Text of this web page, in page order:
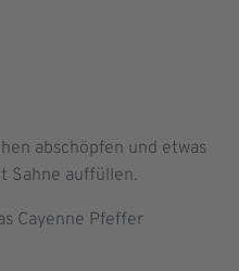
abschöpfen und etwas
Sahne auffüllen.
Cayenne Pfeffer